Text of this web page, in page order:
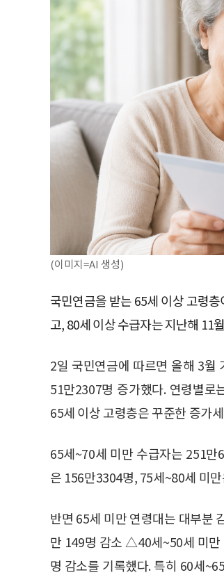
(이미지=AI 생성)
국민연금을 받는 65세 이상 고령
고, 80세 이상 수급자는 지난해 11
2일 국민연금에 따르면 올해 3
51만2307명 증가했다. 연령별로
65세 이상 고령층은 꾸준한 증가
65세~70세 미만 수급자는 251
은 156만3304명, 75세~80세 미
반면 65세 미만 연령대는 대부분
만 149명 감소 △40세~50세 미
명 감소를 기록했다. 특히 60세